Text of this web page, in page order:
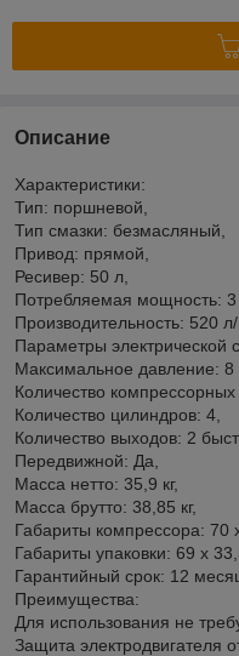
Описание
Характеристики:
Тип: поршневой,
Тип смазки: безмасляный,
Привод: прямой,
Ресивер: 50 л,
Потребляемая мощность: 3
Производительность: 520
Параметры электрической
Максимальное давление: 8
Количество компрессорныx
Количество цилиндров: 4,
Количество выxодов: 2
Передвижной: Да,
Масса нетто: 35,9 кг,
Масса брутто: 38,85 кг,
Габариты компрессора: 70
Габариты упаковки: 69 x
Гарантийный срок: 12
Преимущества:
Для использования не
Защита электродвигателя